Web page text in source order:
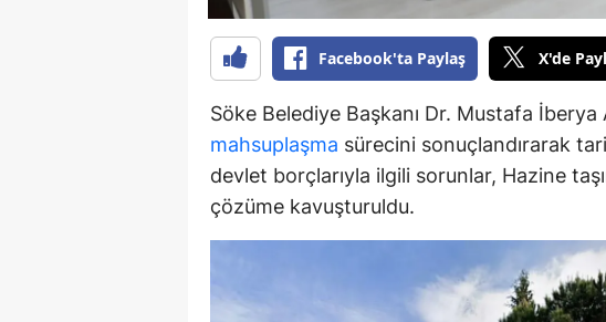
Uşak
Van
Yozgat
Zonguldak
Bayburt
Karaman
Facebook'ta Paylaş X'de
Söke Belediye Başkanı Dr. Mustafa İberya
mahsuplaşma sürecini sonuçlandırarak
devlet borçlarıyla ilgili sorunlar, Hazine
çözüme kavuşturuldu.